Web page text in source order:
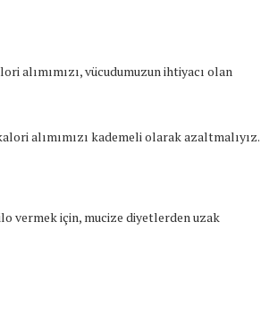
alımımızı, vücudumuzun ihtiyacı olan
alımımızı kademeli olarak azaltmalıyız.
vermek için, mucize diyetlerden uzak